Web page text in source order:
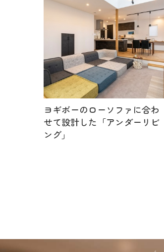
ヨギボーのローソファに合わ
せて設計した「アンダーリビ
ング」